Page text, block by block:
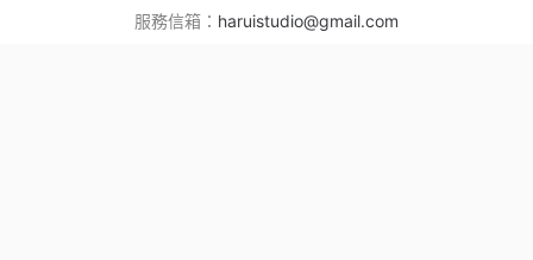
服務信箱： haruistudio@gmail.com